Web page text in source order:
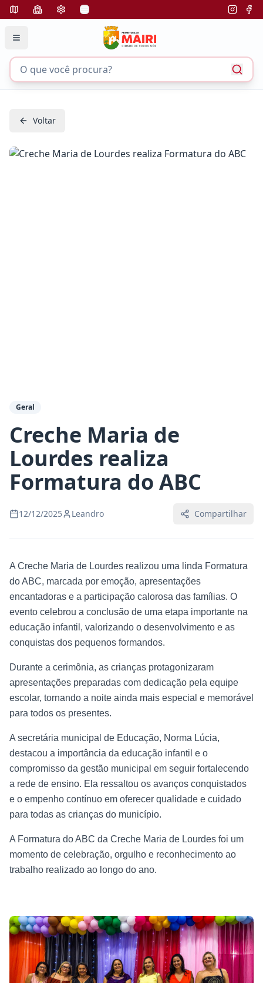
Voltar
Geral
Creche Maria de
Lourdes realiza
Formatura do ABC
12/12/2025 Leandro Compartilhar
A Creche Maria de Lourdes realizou uma linda Formatura
do ABC, marcada por emoção, apresentações
encantadoras e a participação calorosa das famílias. O
evento celebrou a conclusão de uma etapa importante na
educação infantil, valorizando o desenvolvimento e as
conquistas dos pequenos formandos.
Durante a cerimônia, as crianças protagonizaram
apresentações preparadas com dedicação pela equipe
escolar, tornando a noite ainda mais especial e memorável
para todos os presentes.
A secretária municipal de Educação, Norma Lúcia,
destacou a importância da educação infantil e o
compromisso da gestão municipal em seguir fortalecendo
a rede de ensino. Ela ressaltou os avanços conquistados
e o empenho contínuo em oferecer qualidade e cuidado
para todas as crianças do município.
A Formatura do ABC da Creche Maria de Lourdes foi um
momento de celebração, orgulho e reconhecimento ao
trabalho realizado ao longo do ano.